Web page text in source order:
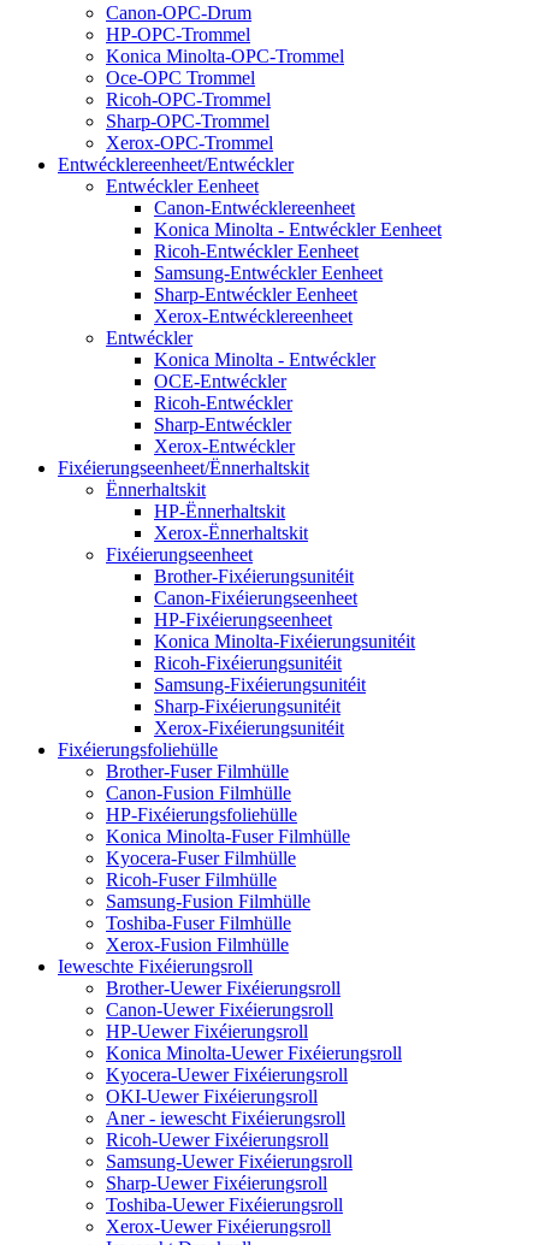
Canon-OPC-Drum
HP-OPC-Trommel
Konica Minolta-OPC-Trommel
Oce-OPC Trommel
Ricoh-OPC-Trommel
Sharp-OPC-Trommel
Xerox-OPC-Trommel
Entwécklereenheet/Entwéckler
Entwéckler Eenheet
Canon-Entwécklereenheet
Konica Minolta - Entwéckler Eenheet
Ricoh-Entwéckler Eenheet
Samsung-Entwéckler Eenheet
Sharp-Entwéckler Eenheet
Xerox-Entwécklereenheet
Entwéckler
Konica Minolta - Entwéckler
OCE-Entwéckler
Ricoh-Entwéckler
Sharp-Entwéckler
Xerox-Entwéckler
Fixéierungseenheet/Ënnerhaltskit
Ënnerhaltskit
HP-Ënnerhaltskit
Xerox-Ënnerhaltskit
Fixéierungseenheet
Brother-Fixéierungsunitéit
Canon-Fixéierungseenheet
HP-Fixéierungseenheet
Konica Minolta-Fixéierungsunitéit
Ricoh-Fixéierungsunitéit
Samsung-Fixéierungsunitéit
Sharp-Fixéierungsunitéit
Xerox-Fixéierungsunitéit
Fixéierungsfoliehülle
Brother-Fuser Filmhülle
Canon-Fusion Filmhülle
HP-Fixéierungsfoliehülle
Konica Minolta-Fuser Filmhülle
Kyocera-Fuser Filmhülle
Ricoh-Fuser Filmhülle
Samsung-Fusion Filmhülle
Toshiba-Fuser Filmhülle
Xerox-Fusion Filmhülle
Ieweschte Fixéierungsroll
Brother-Uewer Fixéierungsroll
Canon-Uewer Fixéierungsroll
HP-Uewer Fixéierungsroll
Konica Minolta-Uewer Fixéierungsroll
Kyocera-Uewer Fixéierungsroll
OKI-Uewer Fixéierungsroll
Aner - iewescht Fixéierungsroll
Ricoh-Uewer Fixéierungsroll
Samsung-Uewer Fixéierungsroll
Sharp-Uewer Fixéierungsroll
Toshiba-Uewer Fixéierungsroll
Xerox-Uewer Fixéierungsroll